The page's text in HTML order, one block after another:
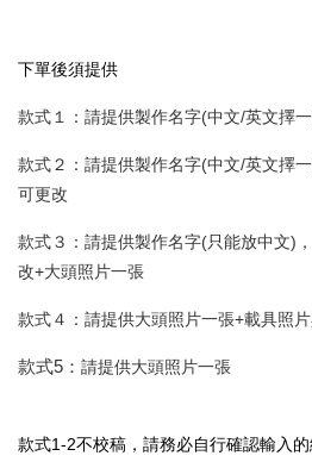
下單後須提供
款式１：請提供製作名字(中文/英文擇
款式２： 請提供製作名字(中文/英文擇
可更改
款式３ ： 請提供製作名字(只能放中文)
改+大頭照片一張
款式４： 請提供大頭照片一張+載具照
款式5： 請提供大頭照片一張
款式1-2不校稿，請務必自行確認輸入